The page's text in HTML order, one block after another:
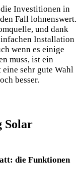
Investitionen in
Fall lohnenswert.
und dank
Installation
wenn es⁢ einige
muss, ist ein
sehr gute ​Wahl
besser.
Solar
die Funktionen